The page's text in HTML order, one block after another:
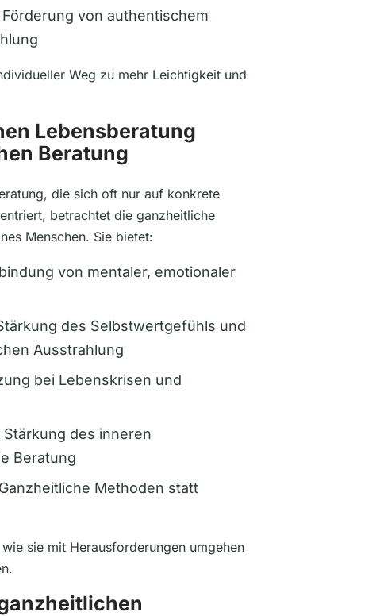
Förderung von authentischem
Weg zu mehr Leichtigkeit und
Lebensberatung
Beratung
die sich oft nur auf konkrete
betrachtet die ganzheitliche
Menschen. Sie bietet:
von mentaler, emotionaler
des Selbstwertgefühls und
Ausstrahlung
bei Lebenskrisen und
Stärkung des inneren
Beratung
Ganzheitliche Methoden statt
sie mit Herausforderungen umgehen